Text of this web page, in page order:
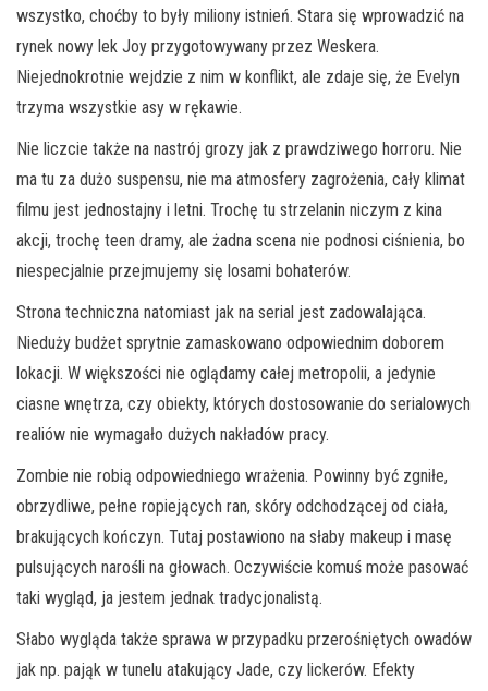
wszystko, choćby to były miliony istnień. Stara się wprowadzić na
rynek nowy lek Joy przygotowywany przez Weskera.
Niejednokrotnie wejdzie z nim w konflikt, ale zdaje się, że Evelyn
trzyma wszystkie asy w rękawie.
Nie liczcie także na nastrój grozy jak z prawdziwego horroru. Nie
ma tu za dużo suspensu, nie ma atmosfery zagrożenia, cały klimat
filmu jest jednostajny i letni. Trochę tu strzelanin niczym z kina
akcji, trochę teen dramy, ale żadna scena nie podnosi ciśnienia, bo
niespecjalnie przejmujemy się losami bohaterów.
Strona techniczna natomiast jak na serial jest zadowalająca.
Nieduży budżet sprytnie zamaskowano odpowiednim doborem
lokacji. W większości nie oglądamy całej metropolii, a jedynie
ciasne wnętrza, czy obiekty, których dostosowanie do serialowych
realiów nie wymagało dużych nakładów pracy.
Zombie nie robią odpowiedniego wrażenia. Powinny być zgniłe,
obrzydliwe, pełne ropiejących ran, skóry odchodzącej od ciała,
brakujących kończyn. Tutaj postawiono na słaby makeup i masę
pulsujących narośli na głowach. Oczywiście komuś może pasować
taki wygląd, ja jestem jednak tradycjonalistą.
Słabo wygląda także sprawa w przypadku przerośniętych owadów
jak np. pająk w tunelu atakujący Jade, czy lickerów. Efekty